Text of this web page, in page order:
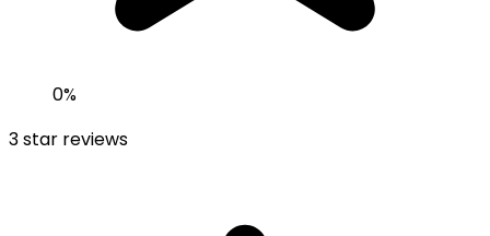
0%
3star reviews